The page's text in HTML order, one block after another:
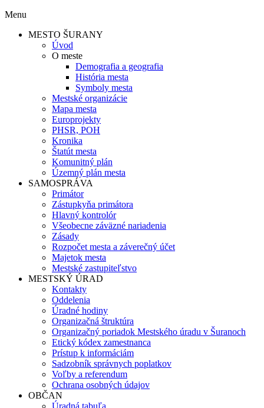
Menu
MESTO ŠURANY
Úvod
O meste
Demografia a geografia
História mesta
Symboly mesta
Mestské organizácie
Mapa mesta
Europrojekty
PHSR, POH
Kronika
Štatút mesta
Komunitný plán
Územný plán mesta
SAMOSPRÁVA
Primátor
Zástupkyňa primátora
Hlavný kontrolór
Všeobecne záväzné nariadenia
Zásady
Rozpočet mesta a záverečný účet
Majetok mesta
Mestské zastupiteľstvo
MESTSKÝ ÚRAD
Kontakty
Oddelenia
Úradné hodiny
Organizačná štruktúra
Organizačný poriadok Mestského úradu v Šuranoch
Etický kódex zamestnanca
Prístup k informáciám
Sadzobník správnych poplatkov
Voľby a referendum
Ochrana osobných údajov
OBČAN
Úradná tabuľa